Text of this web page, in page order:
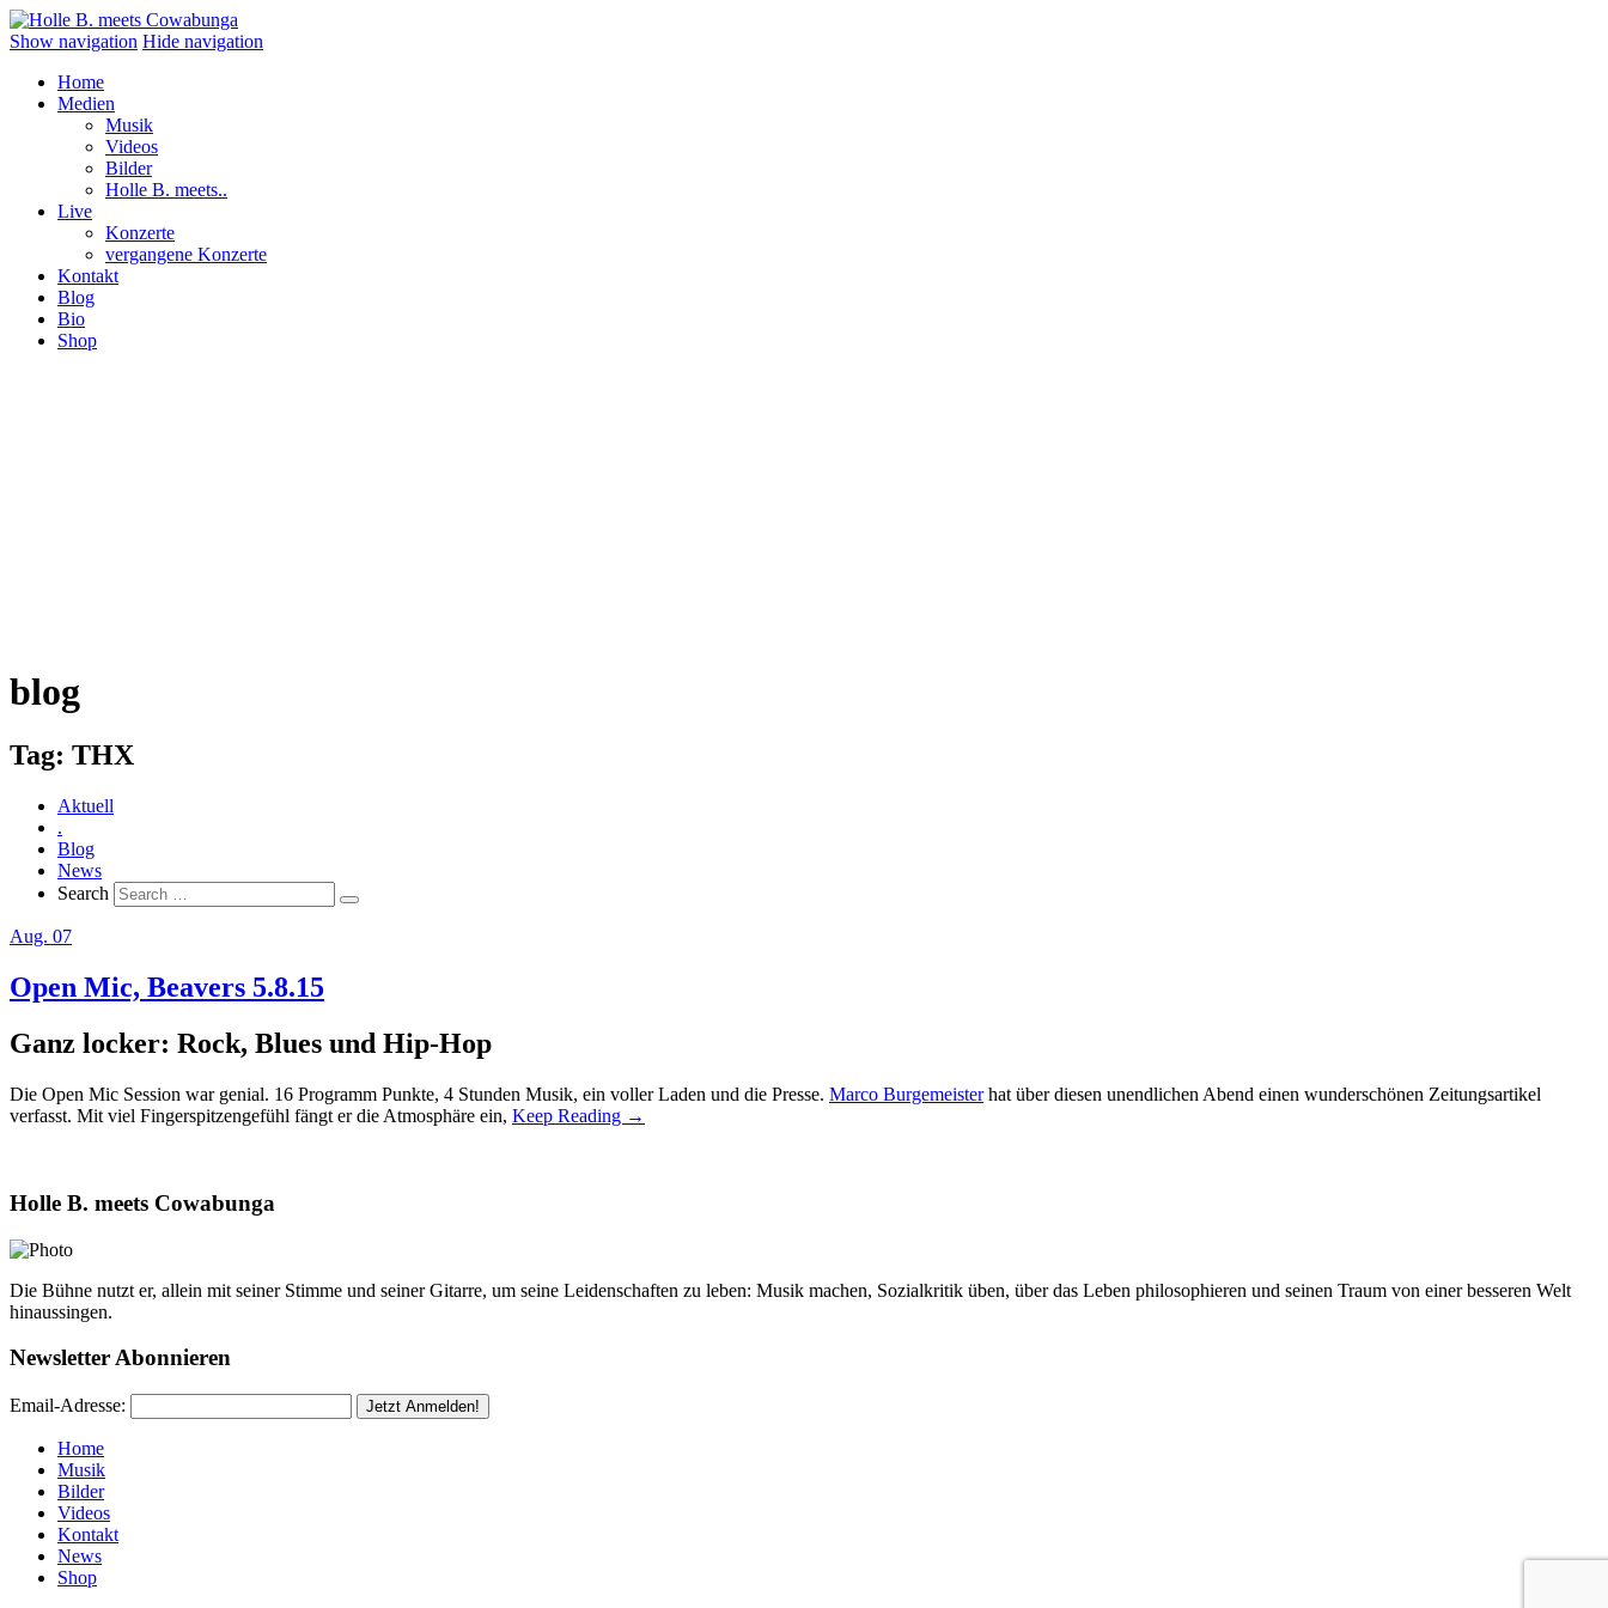
Show navigation Hide navigation
Home
Medien
Musik
Videos
Bilder
Holle B. meets..
Live
Konzerte
vergangene Konzerte
Kontakt
Blog
Bio
Shop
blog
Tag: THX
Aktuell
.
Blog
News
Search
Aug. 07
Open Mic, Beavers 5.8.15
Ganz locker: Rock, Blues und Hip-Hop
Die Open Mic Session war genial. 16 Programm Punkte, 4 Stunden Musik, ein voller Laden und die Presse. Marco Burgemeisterhat über diesen unendlichen Abend einen wunderschönen Zeitungsartikel
verfasst. Mit viel Fingerspitzengefühl fängt er die Atmosphäre ein, Keep Reading →
Holle B. meets Cowabunga
Die Bühne nutzt er, allein mit seiner Stimme und seiner Gitarre, um seine Leidenschaften zu leben: Musik machen, Sozialkritik üben, über das Leben philosophieren und seinen Traum von einer besseren Welt
hinaussingen.
Newsletter Abonnieren
Email-Adresse:
Home
Musik
Bilder
Videos
Kontakt
News
Shop